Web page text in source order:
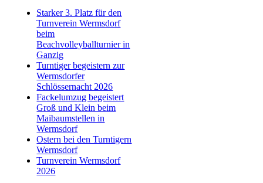
Starker 3. Platz für den
Turnverein Wermsdorf
beim
Beachvolleyballturnier in
Ganzig
Turntiger begeistern zur
Wermsdorfer
Schlössernacht 2026
Fackelumzug begeistert
Groß und Klein beim
Maibaumstellen in
Wermsdorf
Ostern bei den Turntigern
Wermsdorf
Turnverein Wermsdorf
2026